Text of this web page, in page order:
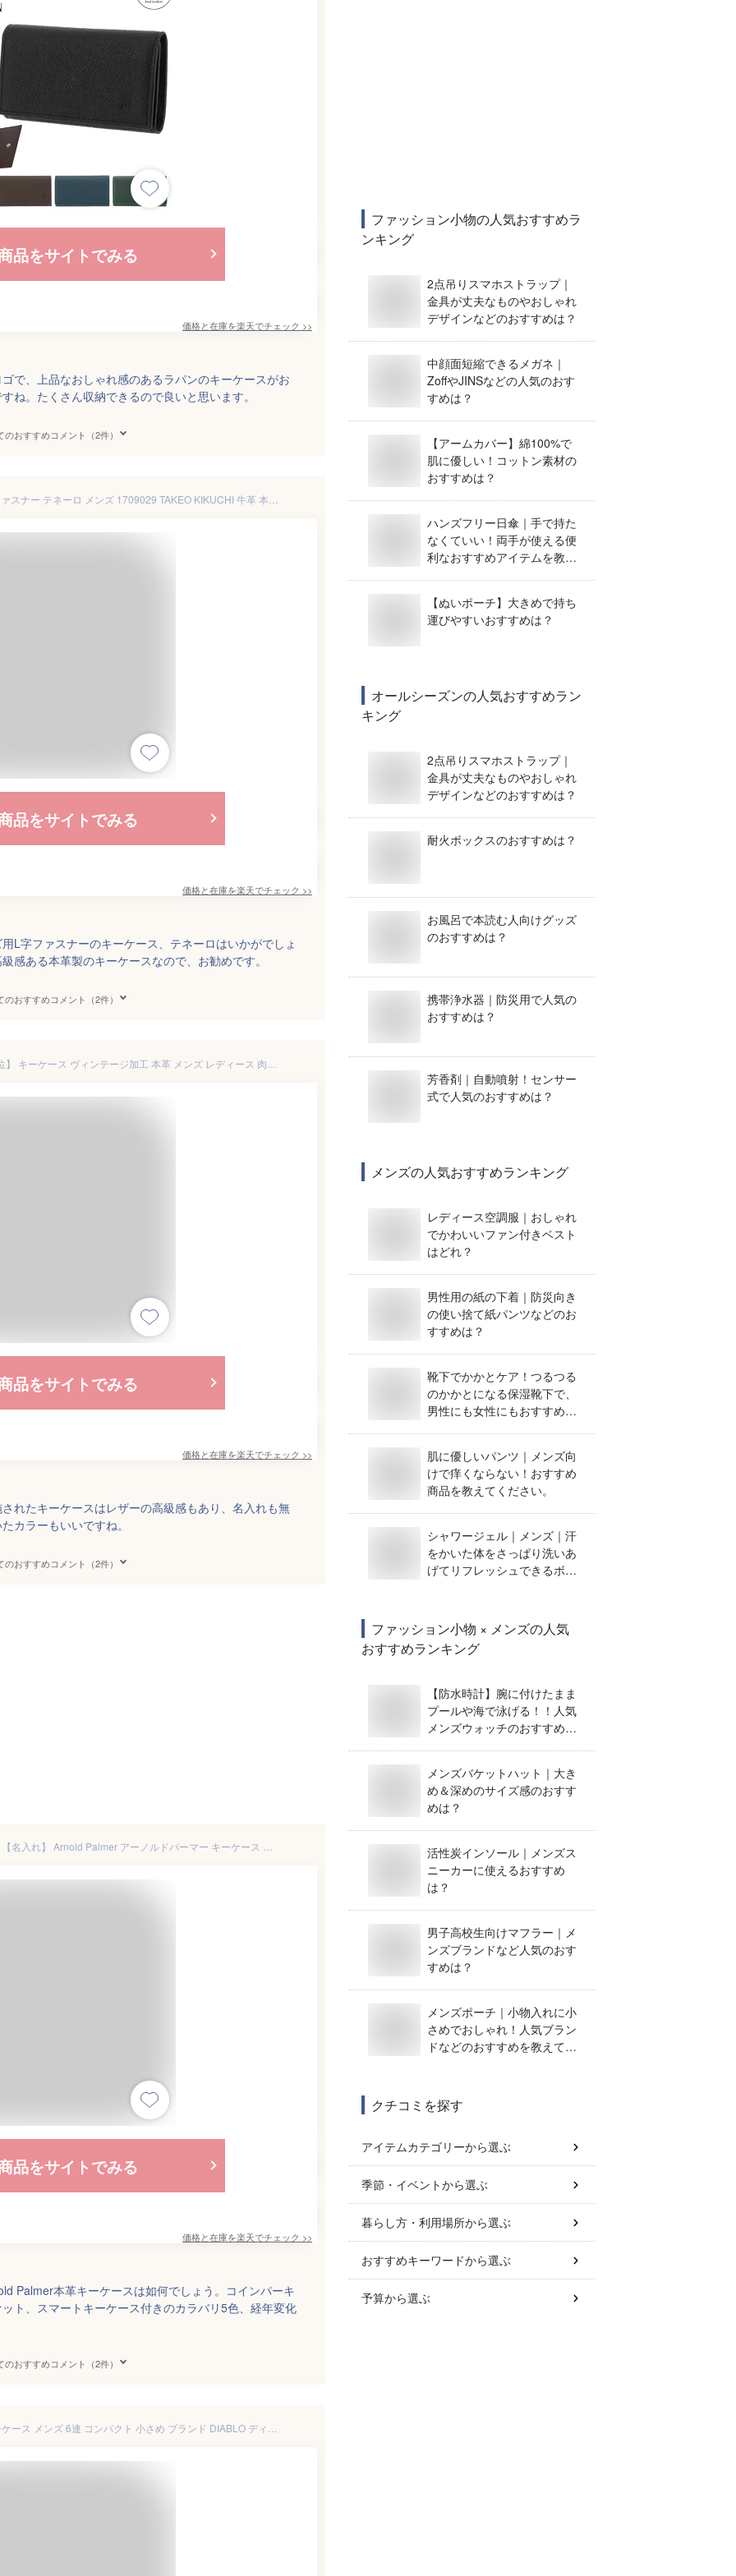
品をサイトでみる
価格と在庫を楽天でチェック >>
で、上品なおしゃれ感のあるラパンのキーケースがお
ね。たくさん収納できるので良いと思います。
のおすすめコメント（2件）
品をサイトでみる
価格と在庫を楽天でチェック >>
L字ファスナーのキーケース、テネーロはいかがでしょ
感ある本革製のキーケースなので、お勧めです。
のおすすめコメント（2件）
品をサイトでみる
価格と在庫を楽天でチェック >>
れたキーケースはレザーの高級感もあり、名入れも無
カラーもいいですね。
のおすすめコメント（2件）
品をサイトでみる
価格と在庫を楽天でチェック >>
Palmer本革キーケースは如何でしょう。コインパーキ
ト、スマートキーケース付きのカラバリ5色、経年変化
のおすすめコメント（2件）
ファッション小物の人気おすすめラ
ンキング
2点吊りスマホストラップ｜
金具が丈夫なものやおしゃれ
デザインなどのおすすめは？
中顔面短縮できるメガネ｜
ZoffやJINSなどの人気のおす
すめは？
【アームカバー】綿100%で
肌に優しい！コットン素材の
おすすめは？
ハンズフリー日傘｜手で持た
なくていい！両手が使える便
利なおすすめアイテムを教え
【ぬいポーチ】大きめで持ち
運びやすいおすすめは？
オールシーズンの人気おすすめラン
キング
2点吊りスマホストラップ｜
金具が丈夫なものやおしゃれ
デザインなどのおすすめは？
耐火ボックスのおすすめは？
お風呂で本読む人向けグッズ
のおすすめは？
携帯浄水器｜防災用で人気の
おすすめは？
芳香剤｜自動噴射！センサー
式で人気のおすすめは？
メンズの人気おすすめランキング
レディース空調服｜おしゃれ
でかわいいファン付きベスト
はどれ？
男性用の紙の下着｜防災向き
の使い捨て紙パンツなどのお
すすめは？
靴下でかかとケア！つるつる
のかかとになる保湿靴下で、
男性にも女性にもおすすめ
肌に優しいパンツ｜メンズ向
けで痒くならない！おすすめ
商品を教えてください。
シャワージェル｜メンズ｜汗
をかいた体をさっぱり洗いあ
げてリフレッシュできるボデ
ファッション小物 × メンズの人気
おすすめランキング
【防水時計】腕に付けたまま
プールや海で泳げる！！人気
メンズウォッチのおすすめ
メンズバケットハット｜大き
め＆深めのサイズ感のおすす
めは？
活性炭インソール｜メンズス
ニーカーに使えるおすすめ
は？
男子高校生向けマフラー｜メ
ンズブランドなど人気のおす
すめは？
メンズポーチ｜小物入れに小
さめでおしゃれ！人気ブラン
ドなどのおすすめを教えてく
クチコミを探す
アイテムカテゴリーから選ぶ
季節・イベントから選ぶ
暮らし方・利用場所から選ぶ
おすすめキーワードから選ぶ
予算から選ぶ